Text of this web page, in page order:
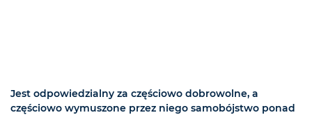
Jest odpowiedzialny za częściowo dobrowolne, a
częściowo wymuszone przez niego samobójstwo ponad